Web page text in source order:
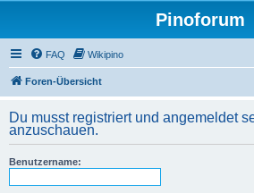
Pinoforum
FAQ Wikipino
Foren-Übersicht
Du musst registriert und angemeldet
anzuschauen.
Benutzername: